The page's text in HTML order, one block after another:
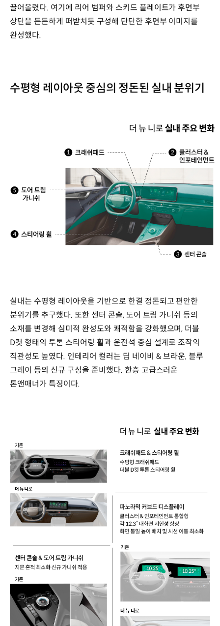
끌어올렸다. 여기에 리어 범퍼와 스키드 플레이트가 후면부
상단을 든든하게 떠받치듯 구성해 단단한 후면부 이미지를
완성했다.
수평형 레이아웃 중심의 정돈된 실내 분위기
실내는 수평형 레이아웃을 기반으로 한결 정돈되고 편안한
분위기를 추구했다. 또한 센터 콘솔, 도어 트림 가니쉬 등의
소재를 변경해 심미적 완성도와 쾌적함을 강화했으며, 더블
D컷 형태의 투톤 스티어링 휠과 운전석 중심 설계로 조작의
직관성도 높였다. 인테리어 컬러는 딥 네이비 & 브라운, 블루
그레이 등의 신규 구성을 준비했다. 한층 고급스러운
톤앤매너가 특징이다.